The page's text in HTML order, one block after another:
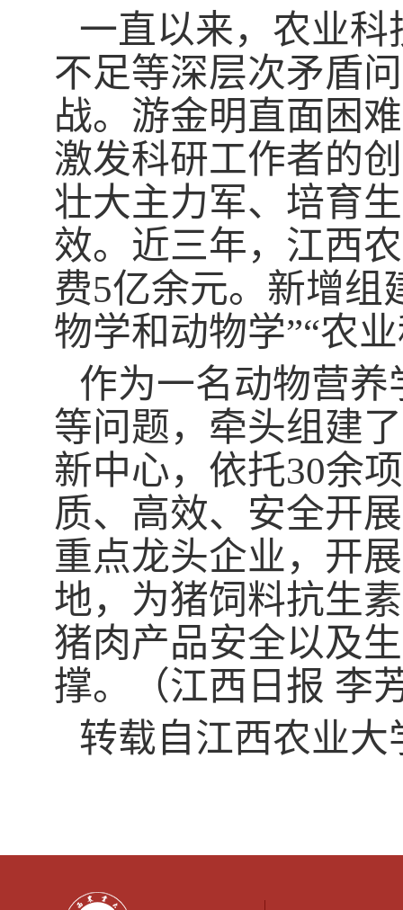
一直以来，农业
不足等深层次矛盾
战。游金明直面困
激发科研工作者的
壮大主力军、培育
效。近三年，江西
费5亿余元。新增组
物学和动物学”“农
作为一名动物营养
等问题，牵头组建
新中心，依托30余
质、高效、安全开
重点龙头企业，开
地，为猪饲料抗生
猪肉产品安全以及
撑。（江西日报 李
转载自江西农业大